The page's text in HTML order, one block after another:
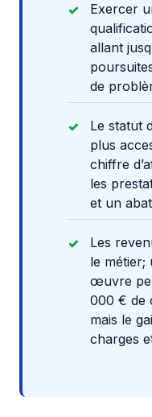
Exercer
allant
de
Le statut
plus
chiffre
les
et un
Les
le métier;
œuvre
000 € de
mais le
charges